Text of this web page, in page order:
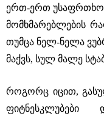
ერთ-ერთ უსაფრთხო
მომხმარებლების
თუმცა ნელ-ნელა
მაქვს, სულ მალე
როგორც იცით,
ფიტნესკლუბები